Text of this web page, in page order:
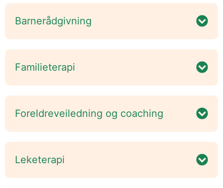
Barnerådgivning
Familieterapi
Foreldreveiledning og coaching
Leketerapi